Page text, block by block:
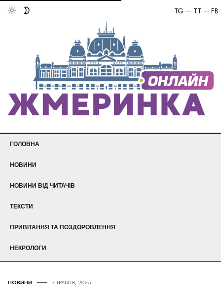
FB
TT
TG
ГОЛОВНА
НОВИНИ
НОВИНИ ВІД ЧИТАЧІВ
ТЕКСТИ
ПРИВІТАННЯ ТА ПОЗДОРОВЛЕННЯ
НЕКРОЛОГИ
НОВИНИ 7 ТРАВНЯ, 2025